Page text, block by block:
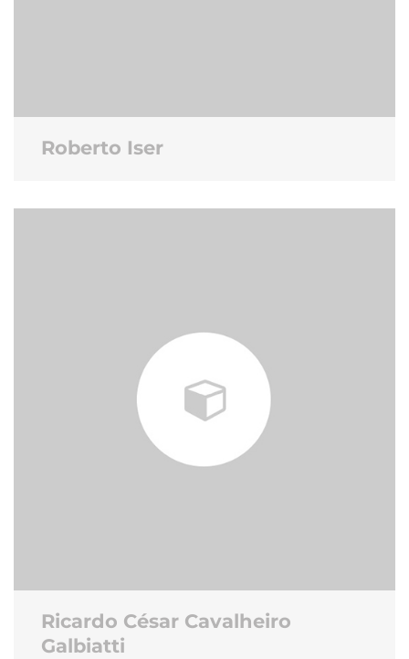
Roberto Iser
Ricardo César Cavalheiro
Galbiatti